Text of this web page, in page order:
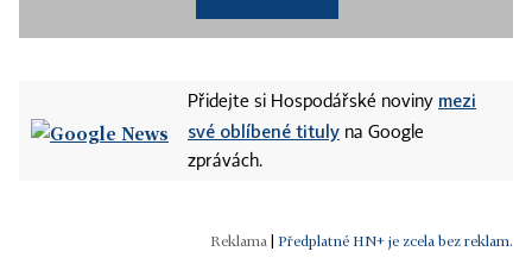
Přidejte si Hospodářské noviny mezi
své oblíbené tituly na Google
zprávách.
Předplatné HN+ je zcela bez reklam.